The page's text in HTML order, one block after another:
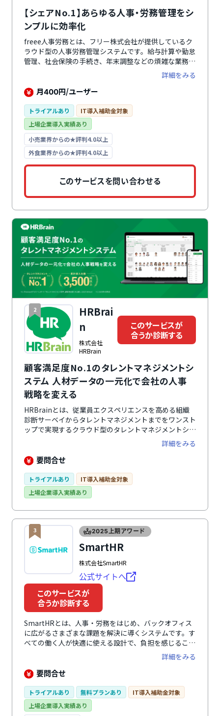
【シェアNo.1】あらゆる人事・労務管理をシ
ンプルに効率化
freee人事労務とは、フリー株式会社が提供しているク
ラウド型の人事労務管理システムです。給与計算や勤怠
管理、社会保険の手続き、年末調整などの煩雑な業務を
一元管理でき、バックオフィス業務の負担を軽減しま
す。2017年には、経済産業省後援の「第2回HRテクノ
ロジー大賞」の労務・福利厚生サービス部門で優秀賞を
詳細をみる
月400円/ユーザー
トライアルあり
IT導入補助金対象
上場企業導入実績あり
小売業界からの★評判4.0以上
外食業界からの★評判4.0以上
このサービスを問い合わせる
2
HRBrai
n
株式会社
HRBrain
このサービスが
合うか診断する
顧客満足度No.1のタレントマネジメントシ
ステム 人材データの一元化で会社の人事
戦略を変える
HRBrainとは、従業員エクスペリエンスを高める組織
診断サーベイからタレントマネジメントまでをワンスト
ップで実現するクラウド型のタレントマネジメントシス
テムです。社員の人事評価データや資格・スキル情報な
ど、あらゆる人材データを一元管理することで、業務の
効率化やデータ分析・活用が可能になります。UI・UX
使えるのが特徴。サポート体制も手厚く、企業ごとに専
任のカスタマーサクセス担当者がつき、導入時の初期設
定から導入後の運用までサポートします。タレントマネ
ジメントや人事評価制度構築における課題もスムーズに
解決しながら運用できます。料金プランは自社の状況に
合わせて選択可能です。
詳細をみる
要問合せ
トライアルあり
IT導入補助金対象
上場企業導入実績あり
3 2025上期アワード
SmartHR
株式会社SmartHR
公式サイトへ
このサービスが
合うか診断する
SmartHRとは、人事・労務をはじめ、バックオフィス
に広がるさまざまな課題を解決に導くシステムです。す
べての働く人が快適に使える設計で、負担を感じること
なく、入退社手続きや年末調整、勤怠管理、人事評価業
務など、人事・労務に関わる幅広い業務を効率化しま
す。 さらに、業務の中で自然に蓄まる正確な従業員デ
を向上。 毎日の負担を減らしながら従業員の力を引き
出し、組織の生産性向上と持続的な成果を創出する戦略
人事を実現します。
詳細をみる
要問合せ
トライアルあり 無料プランあり
IT導入補助金対象
上場企業導入実績あり